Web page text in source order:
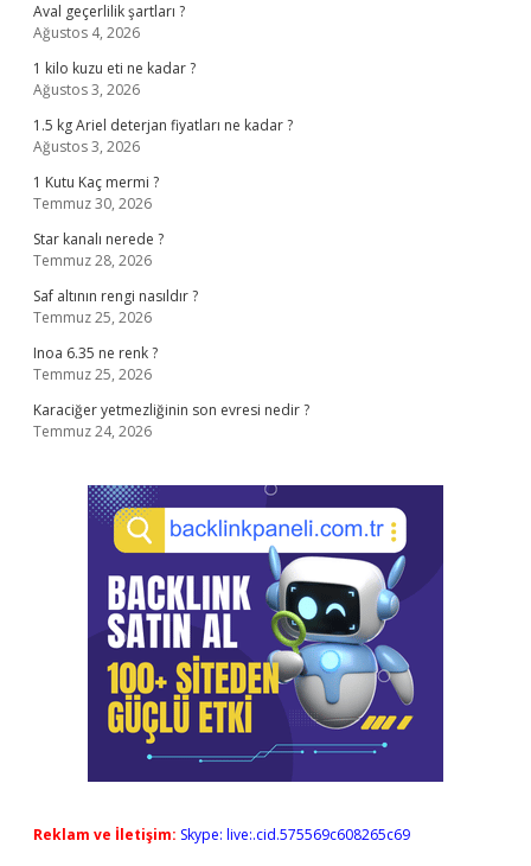
Aval geçerlilik şartları ?
Ağustos 4, 2026
1 kilo kuzu eti ne kadar ?
Ağustos 3, 2026
1.5 kg Ariel deterjan fiyatları ne kadar ?
Ağustos 3, 2026
1 Kutu Kaç mermi ?
Temmuz 30, 2026
Star kanalı nerede ?
Temmuz 28, 2026
Saf altının rengi nasıldır ?
Temmuz 25, 2026
Inoa 6.35 ne renk ?
Temmuz 25, 2026
Karaciğer yetmezliğinin son evresi nedir ?
Temmuz 24, 2026
Reklam ve İletişim: Skype: live:.cid.575569c608265c69